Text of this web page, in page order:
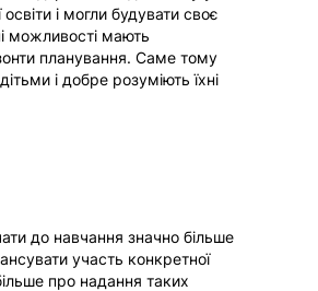
і могли будувати своє
можливості мають
планування. Саме тому
і добре розуміють їхні
до навчання значно більше
участь конкретної
про надання таких